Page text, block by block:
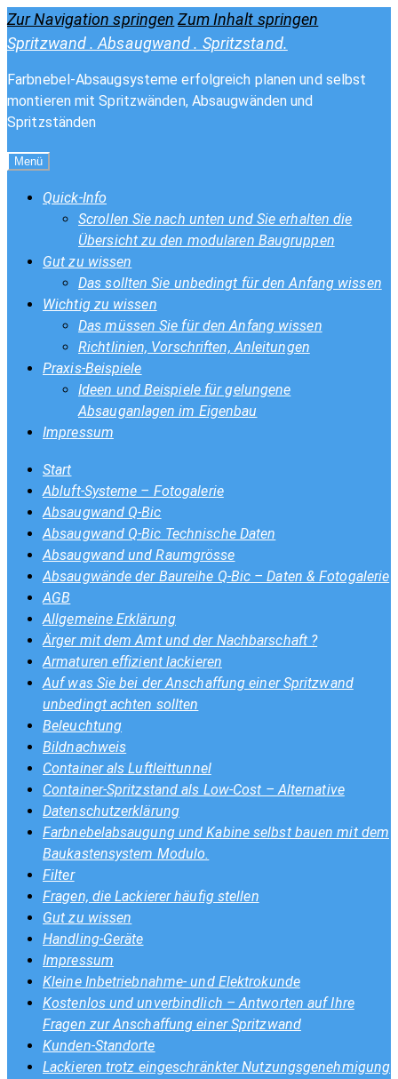
Zur Navigation springen Zum Inhalt springen
Spritzwand . Absaugwand . Spritzstand.
Farbnebel-Absaugsysteme erfolgreich planen und selbst
montieren mit Spritzwänden, Absaugwänden und
Spritzständen
Menü
Quick-Info
Scrollen Sie nach unten und Sie erhalten die
Übersicht zu den modularen Baugruppen
Gut zu wissen
Das sollten Sie unbedingt für den Anfang wissen
Wichtig zu wissen
Das müssen Sie für den Anfang wissen
Richtlinien, Vorschriften, Anleitungen
Praxis-Beispiele
Ideen und Beispiele für gelungene
Absauganlagen im Eigenbau
Impressum
Start
Abluft-Systeme – Fotogalerie
Absaugwand Q-Bic
Absaugwand Q-Bic Technische Daten
Absaugwand und Raumgrösse
Absaugwände der Baureihe Q-Bic – Daten & Fotogalerie
AGB
Allgemeine Erklärung
Ärger mit dem Amt und der Nachbarschaft ?
Armaturen effizient lackieren
Auf was Sie bei der Anschaffung einer Spritzwand
unbedingt achten sollten
Beleuchtung
Bildnachweis
Container als Luftleittunnel
Container-Spritzstand als Low-Cost – Alternative
Datenschutzerklärung
Farbnebelabsaugung und Kabine selbst bauen mit dem
Baukastensystem Modulo.
Filter
Fragen, die Lackierer häufig stellen
Gut zu wissen
Handling-Geräte
Impressum
Kleine Inbetriebnahme- und Elektrokunde
Kostenlos und unverbindlich – Antworten auf Ihre
Fragen zur Anschaffung einer Spritzwand
Kunden-Standorte
Lackieren trotz eingeschränkter Nutzungsgenehmigung